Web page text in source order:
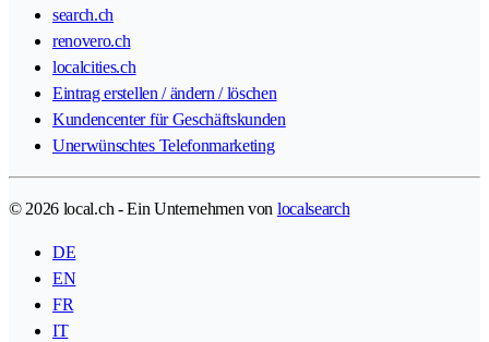
search.ch
renovero.ch
localcities.ch
Eintrag erstellen / ändern / löschen
Kundencenter für Geschäftskunden
Unerwünschtes Telefonmarketing
© 2026 local.ch - Ein Unternehmen von localsearch
DE
EN
FR
IT